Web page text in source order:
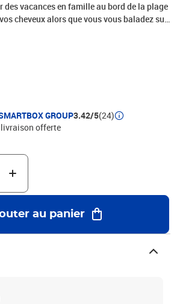
des vacances en famille au bord de la plage
cheveux alors que vous vous baladez sur
le Domaine La Petite Fôret - Ibis Style
paradisiaques. Déposez vos valises dans
et élégante qui invite au repos. Chaque
un ravissant petit-déjeuner afin de
comme il se doit. Niché dans un parc
terre 3 étoiles est une véritable oasis de
découvrir le centre-ville, flâner dans les
dans la Manche. Une belle semaine vous
!Séjour en famille de 6 jours au
GROUP3.42/5(24)
livraison offerte
au panier